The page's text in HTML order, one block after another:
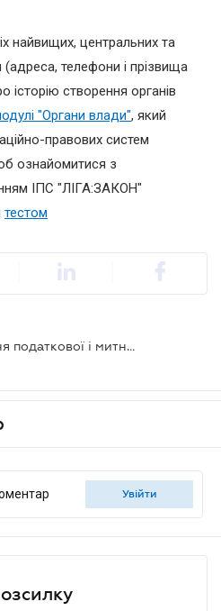
найвищих, центральних та
(адреса, телефони і прізвища
історію створення органів
"Органи влади", який
правових систем
ознайомитися з
ІПС "ЛІГА:ЗАКОН"
тестом
Розмежовані повноваження податкової і митної служб
увійти